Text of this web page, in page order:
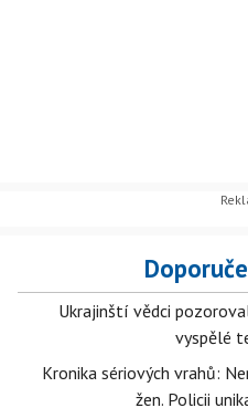
Ukrajinští vědci
vyspělé
Kronika sériových vrahů:
žen. Policii